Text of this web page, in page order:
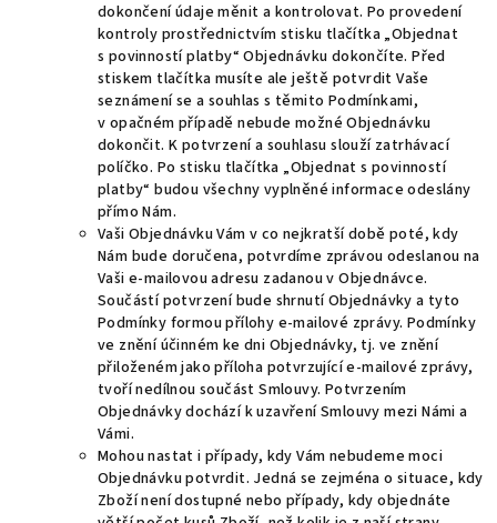
dokončení údaje měnit a kontrolovat. Po provedení
kontroly prostřednictvím stisku tlačítka „Objednat
s povinností platby“ Objednávku dokončíte. Před
stiskem tlačítka musíte ale ještě potvrdit Vaše
seznámení se a souhlas s těmito Podmínkami,
v opačném případě nebude možné Objednávku
dokončit. K potvrzení a souhlasu slouží zatrhávací
políčko. Po stisku tlačítka „Objednat s povinností
platby“ budou všechny vyplněné informace odeslány
přímo Nám.
Vaši Objednávku Vám v co nejkratší době poté, kdy
Nám bude doručena, potvrdíme zprávou odeslanou na
Vaši e-mailovou adresu zadanou v Objednávce.
Součástí potvrzení bude shrnutí Objednávky a tyto
Podmínky formou přílohy e-mailové zprávy. Podmínky
ve znění účinném ke dni Objednávky, tj. ve znění
přiloženém jako příloha potvrzující e-mailové zprávy,
tvoří nedílnou součást Smlouvy. Potvrzením
Objednávky dochází k uzavření Smlouvy mezi Námi a
Vámi.
Mohou nastat i případy, kdy Vám nebudeme moci
Objednávku potvrdit. Jedná se zejména o situace, kdy
Zboží není dostupné nebo případy, kdy objednáte